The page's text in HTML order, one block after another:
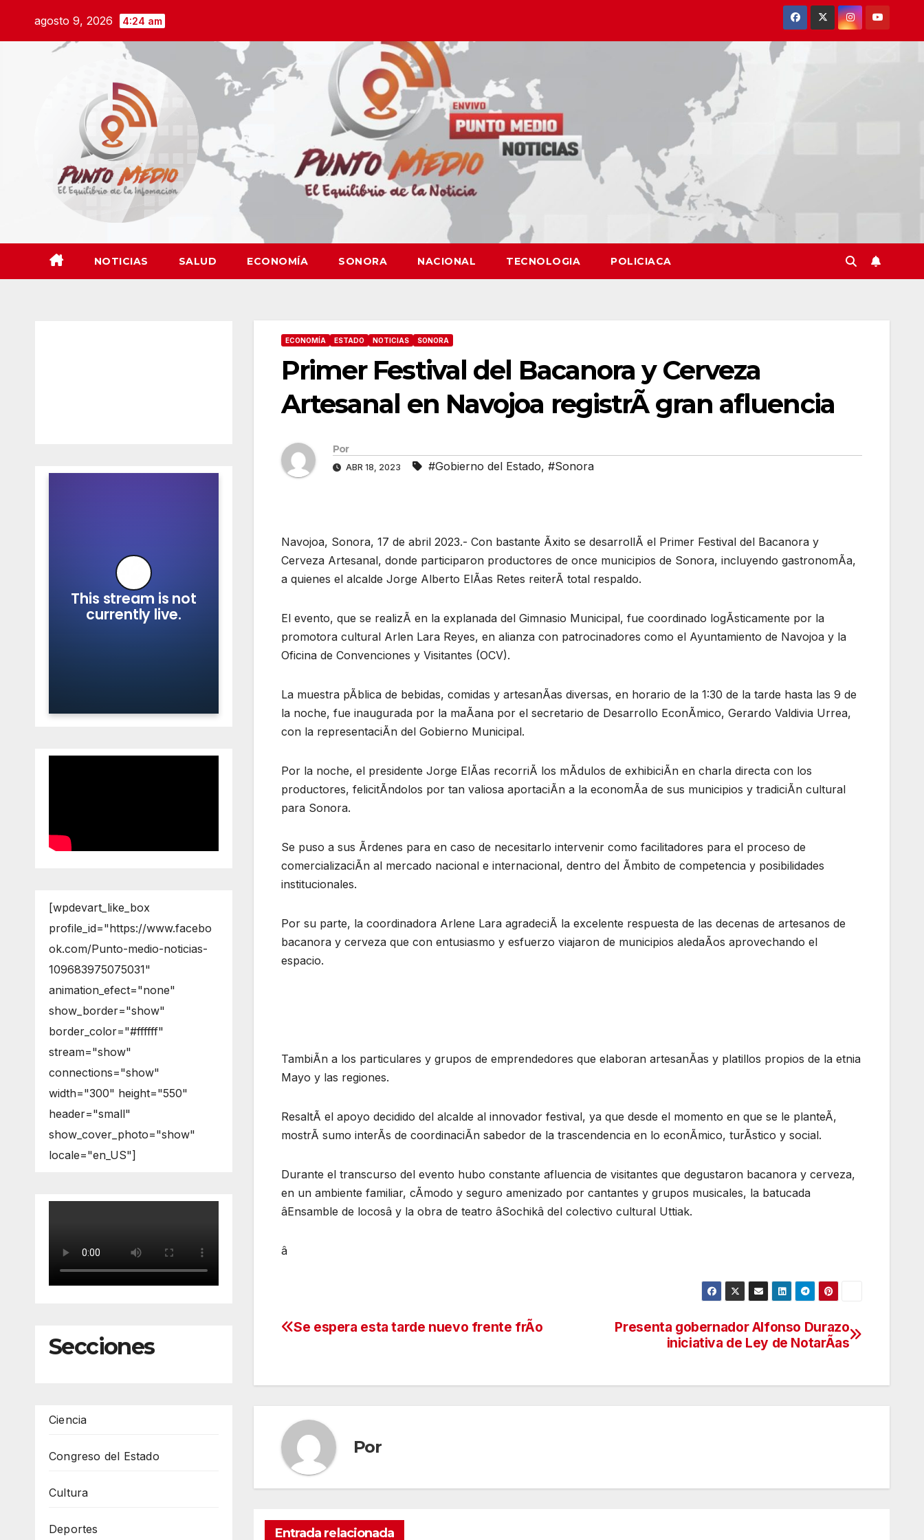
agosto 9, 2026 4:24 am
NOTICIAS SALUD ECONOMÍA SONORA NACIONAL TECNOLOGIA POLICIACA
[wpdevart_like_box
profile_id="https://www.facebo
ok.com/Punto-medio-noticias-
109683975075031"
animation_efect="none"
show_border="show"
border_color="#ffffff"
stream="show"
connections="show"
width="300" height="550"
header="small"
show_cover_photo="show"
locale="en_US"]
Secciones
Ciencia
Congreso del Estado
Cultura
Deportes
ECONOMÍA ESTADO NOTICIAS SONORA
Primer Festival del Bacanora y Cerveza
Artesanal en Navojoa registrÃ gran afluencia
Por
ABR 18, 2023 #Gobierno del Estado, #Sonora
Navojoa, Sonora, 17 de abril 2023.- Con bastante Ãxito se desarrollÃ el Primer Festival del Bacanora y
Cerveza Artesanal, donde participaron productores de once municipios de Sonora, incluyendo gastronomÃa,
a quienes el alcalde Jorge Alberto ElÃas Retes reiterÃ total respaldo.
El evento, que se realizÃ en la explanada del Gimnasio Municipal, fue coordinado logÃsticamente por la
promotora cultural Arlen Lara Reyes, en alianza con patrocinadores como el Ayuntamiento de Navojoa y la
Oficina de Convenciones y Visitantes (OCV).
La muestra pÃblica de bebidas, comidas y artesanÃas diversas, en horario de la 1:30 de la tarde hasta las 9 de
la noche, fue inaugurada por la maÃana por el secretario de Desarrollo EconÃmico, Gerardo Valdivia Urrea,
con la representaciÃn del Gobierno Municipal.
Por la noche, el presidente Jorge ElÃas recorriÃ los mÃdulos de exhibiciÃn en charla directa con los
productores, felicitÃndolos por tan valiosa aportaciÃn a la economÃa de sus municipios y tradiciÃn cultural
para Sonora.
Se puso a sus Ãrdenes para en caso de necesitarlo intervenir como facilitadores para el proceso de
comercializaciÃn al mercado nacional e internacional, dentro del Ãmbito de competencia y posibilidades
institucionales.
Por su parte, la coordinadora Arlene Lara agradeciÃ la excelente respuesta de las decenas de artesanos de
bacanora y cerveza que con entusiasmo y esfuerzo viajaron de municipios aledaÃos aprovechando el
espacio.
TambiÃn a los particulares y grupos de emprendedores que elaboran artesanÃas y platillos propios de la etnia
Mayo y las regiones.
ResaltÃ el apoyo decidido del alcalde al innovador festival, ya que desde el momento en que se le planteÃ,
mostrÃ sumo interÃs de coordinaciÃn sabedor de la trascendencia en lo econÃmico, turÃstico y social.
Durante el transcurso del evento hubo constante afluencia de visitantes que degustaron bacanora y cerveza,
en un ambiente familiar, cÃmodo y seguro amenizado por cantantes y grupos musicales, la batucada
âEnsamble de locosâ y la obra de teatro âSochikâ del colectivo cultural Uttiak.
â
Navegación
entradas
Presenta gobernador Alfonso Durazo
iniciativa de Ley de NotarÃas
Se espera esta tarde nuevo frente frÃo
Por
Entrada relacionada